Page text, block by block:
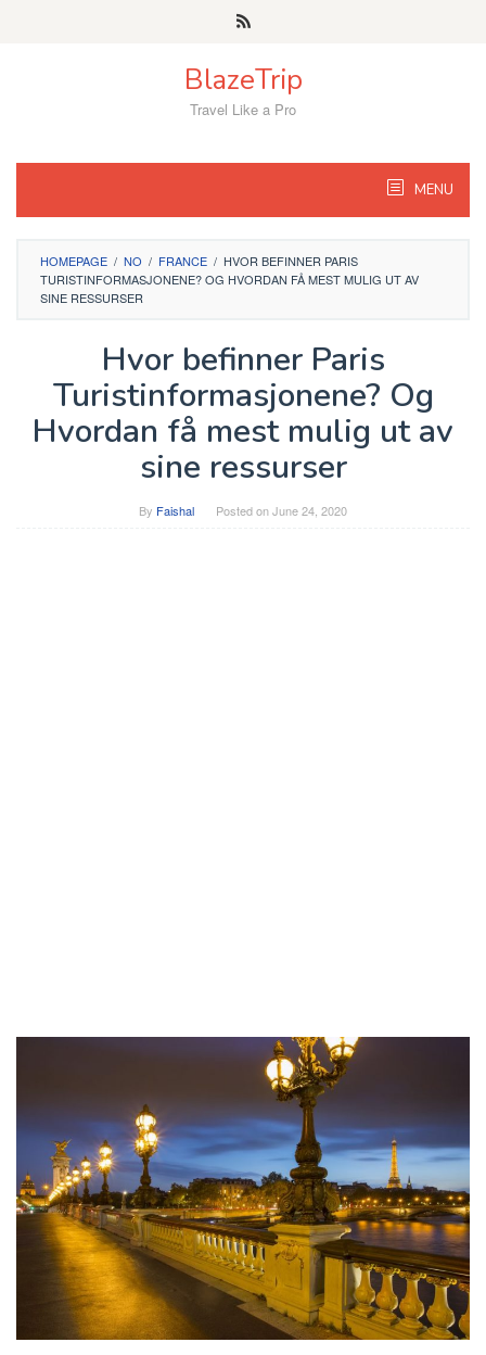
BlazeTrip
Travel Like a Pro
MENU
HOMEPAGE / NO / FRANCE / HVOR BEFINNER PARIS
TURISTINFORMASJONENE? OG HVORDAN FÅ MEST MULIG UT AV
SINE RESSURSER
Hvor befinner Paris
Turistinformasjonene? Og
Hvordan få mest mulig ut av
sine ressurser
By Faishal Posted onJune 24, 2020